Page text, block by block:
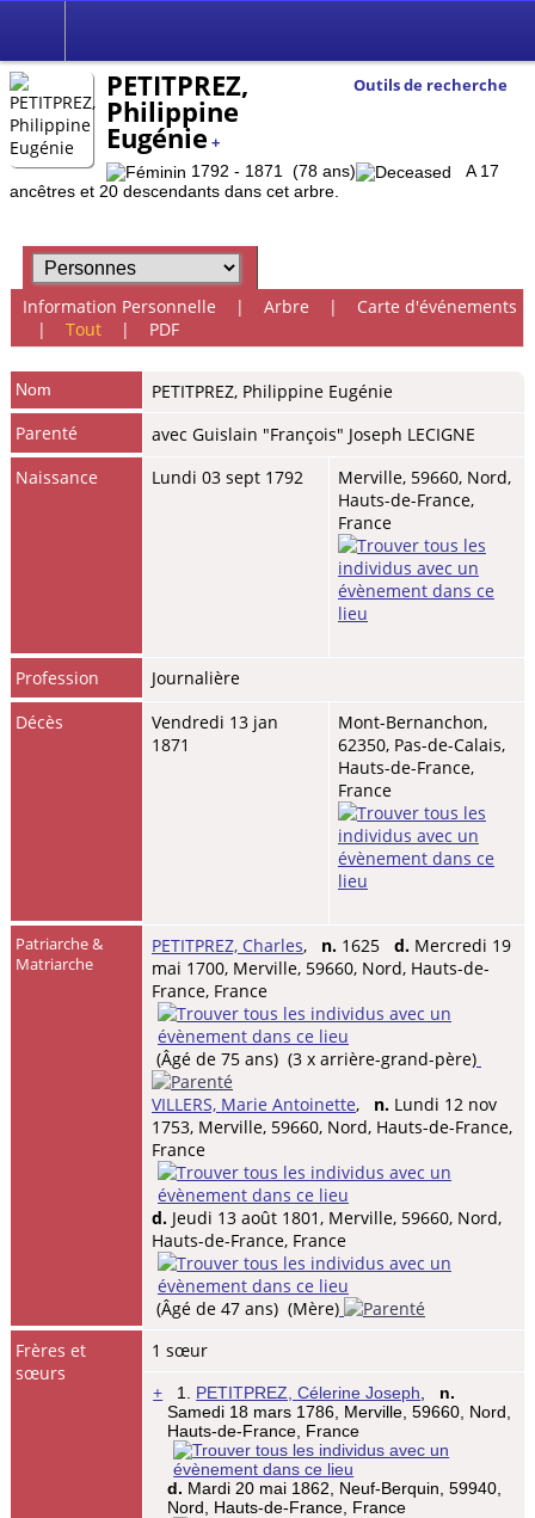
Outils de recherche
PETITPREZ,
Philippine
Eugénie +
1792 - 1871 (78 ans)
A 17
ancêtres et 20 descendants dans cet arbre.
Information Personnelle | Arbre | Carte d'événements
| Tout| PDF
Nom PETITPREZ, Philippine Eugénie
Parenté
avec Guislain "François" Joseph LECIGNE
Naissance
Lundi 03 sept 1792
Merville, 59660, Nord,
Hauts-de-France,
France
Profession
Journalière
Décès
Vendredi 13 jan
1871
Mont-Bernanchon,
62350, Pas-de-Calais,
Hauts-de-France,
France
Patriarche &
Matriarche
PETITPREZ, Charles, n. 1625 d. Mercredi 19
mai 1700, Merville, 59660, Nord, Hauts-de-
France, France
(Âgé de 75 ans) (3 x arrière-grand-père)
VILLERS, Marie Antoinette, n. Lundi 12 nov
1753, Merville, 59660, Nord, Hauts-de-France,
France
d. Jeudi 13 août 1801, Merville, 59660, Nord,
Hauts-de-France, France
(Âgé de 47 ans) (Mère)
Frères et
sœurs
1 sœur
+
1. PETITPREZ, Célerine Joseph
n.
Samedi 18 mars 1786, Merville, 59660, Nord,
Hauts-de-France, France
d. Mardi 20 mai 1862, Neuf-Berquin, 59940,
Nord, Hauts-de-France, France